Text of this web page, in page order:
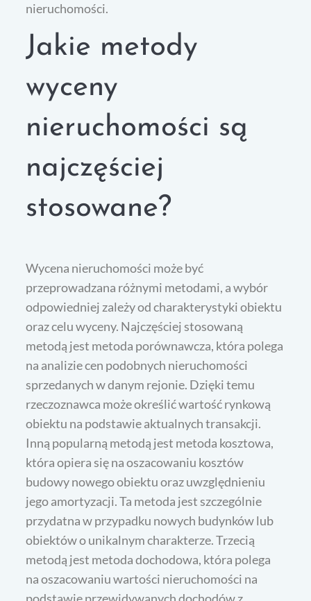
nieruchomości.
Jakie metody
wyceny
nieruchomości są
najczęściej
stosowane?
Wycena nieruchomości może być
przeprowadzana różnymi metodami, a wybór
odpowiedniej zależy od charakterystyki obiektu
oraz celu wyceny. Najczęściej stosowaną
metodą jest metoda porównawcza, która polega
na analizie cen podobnych nieruchomości
sprzedanych w danym rejonie. Dzięki temu
rzeczoznawca może określić wartość rynkową
obiektu na podstawie aktualnych transakcji.
Inną popularną metodą jest metoda kosztowa,
która opiera się na oszacowaniu kosztów
budowy nowego obiektu oraz uwzględnieniu
jego amortyzacji. Ta metoda jest szczególnie
przydatna w przypadku nowych budynków lub
obiektów o unikalnym charakterze. Trzecią
metodą jest metoda dochodowa, która polega
na oszacowaniu wartości nieruchomości na